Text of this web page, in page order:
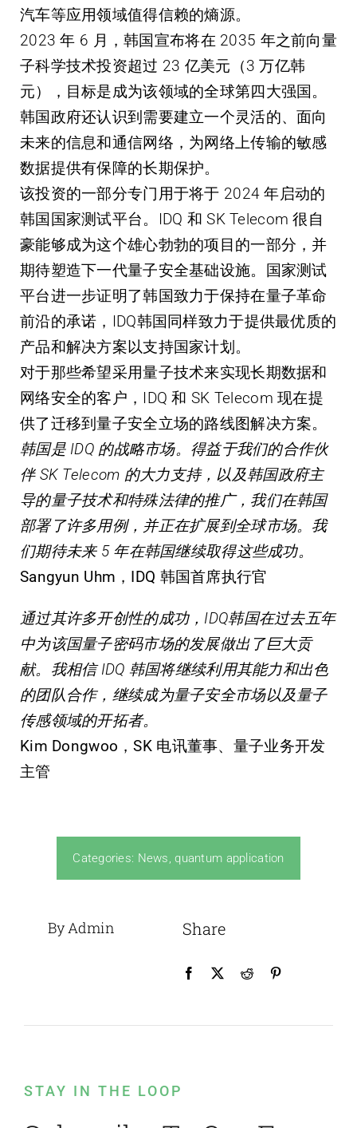
汽车等应用领域值得信赖的熵源。
2023 年 6 月，韩国宣布将在 2035 年之前向量
子科学技术投资超过 23 亿美元（3 万亿韩
元），目标是成为该领域的全球第四大强国。
韩国政府还认识到需要建立一个灵活的、面向
未来的信息和通信网络，为网络上传输的敏感
数据提供有保障的长期保护。
该投资的一部分专门用于将于 2024 年启动的
韩国国家测试平台。IDQ 和 SK Telecom 很自
豪能够成为这个雄心勃勃的项目的一部分，并
期待塑造下一代量子安全基础设施。国家测试
平台进一步证明了韩国致力于保持在量子革命
前沿的承诺，IDQ韩国同样致力于提供最优质的
产品和解决方案以支持国家计划。
对于那些希望采用量子技术来实现长期数据和
网络安全的客户，IDQ 和 SK Telecom 现在提
供了迁移到量子安全立场的路线图解决方案。
韩国是 IDQ 的战略市场。得益于我们的合作伙
伴 SK Telecom 的大力支持，以及韩国政府主
导的量子技术和特殊法律的推广，我们在韩国
部署了许多用例，并正在扩展到全球市场。我
们期待未来 5 年在韩国继续取得这些成功。
Sangyun Uhm，IDQ 韩国首席执行官
通过其许多开创性的成功，IDQ韩国在过去五年
中为该国量子密码市场的发展做出了巨大贡
献。我相信 IDQ 韩国将继续利用其能力和出色
的团队合作，继续成为量子安全市场以及量子
传感领域的开拓者。
Kim Dongwoo，SK 电讯董事、量子业务开发
主管
Categories: News, quantum application
By Admin Share
STAY IN THE LOOP